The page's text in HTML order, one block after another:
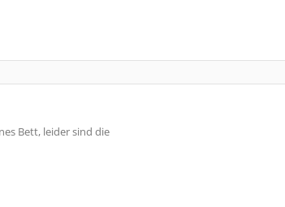
Bett, leider sind die